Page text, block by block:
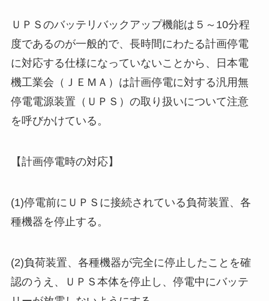
ＵＰＳのバッテリバックアップ機能は５～10分程
度であるのが一般的で、長時間にわたる計画停電
に対応する仕様になっていないことから、日本電
機工業会（ＪＥＭＡ）は計画停電に対する汎用無
停電電源装置（ＵＰＳ）の取り扱いについて注意
を呼びかけている。
【計画停電時の対応】
(1)停電前にＵＰＳに接続されている負荷装置、各
種機器を停止する。
(2)負荷装置、各種機器が完全に停止したことを確
認のうえ、ＵＰＳ本体を停止し、停電中にバッテ